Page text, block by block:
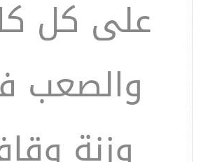
على كل
والصعب